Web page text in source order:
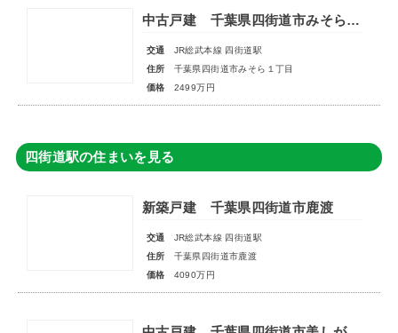
中古戸建 千葉県四街道市みそら１丁目
交通
JR総武本線 四街道駅
住所
千葉県四街道市みそら１丁目
価格
2499万円
四街道駅の住まいを見る
新築戸建 千葉県四街道市鹿渡
交通
JR総武本線 四街道駅
住所
千葉県四街道市鹿渡
価格
4090万円